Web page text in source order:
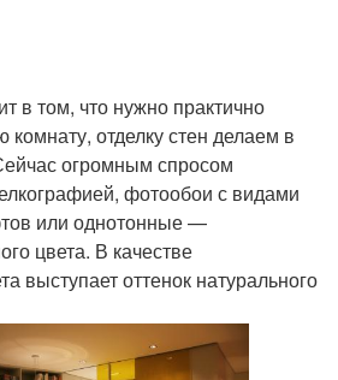
в том, что нужно практично
отделку стен делаем в
огромным спросом
фотообои с видами
или однотонные —
цвета. В качестве
выступает оттенок натурального